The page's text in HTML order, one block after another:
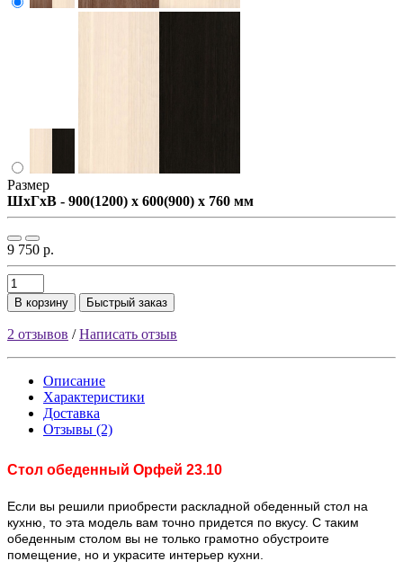
Размер
ШxГxВ - 900(1200) x 600(900) x 760 мм
9 750 р.
В корзину Быстрый заказ
2 отзывов /Написать отзыв
Описание
Характеристики
Доставка
Отзывы (2)
Стол обеденный Орфей 23.10
Если вы решили приобрести раскладной обеденный стол на
кухню, то эта модель вам точно придется по вкусу. С таким
обеденным столом вы не только грамотно обустроите
помещение, но и украсите интерьер кухни.